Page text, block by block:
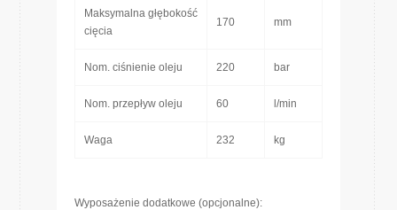
Maksymalna głębokość
cięcia
170 mm
Nom. ciśnienie oleju 220 bar
Nom. przepływ oleju 60 l/min
Waga 232 kg
Wyposażenie dodatkowe (opcjonalne):